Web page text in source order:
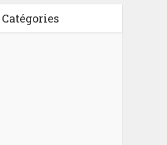
Catégories